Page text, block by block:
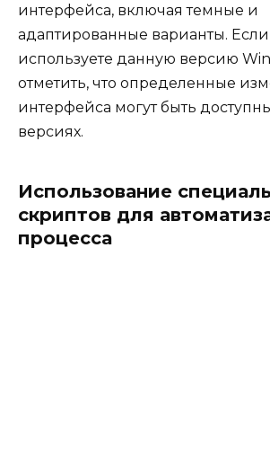
интерфейса, включая темные и
адаптированные варианты.
используете данную версию
отметить, что определенные
интерфейса могут быть
версиях.
Использование
скриптов для
процесса